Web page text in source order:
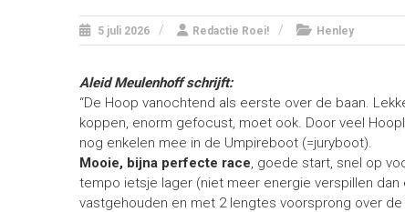
5 juli 2026 Redactie Roei! Henley
Aleid Meulenhoff schrijft:
“De Hoop vanochtend als eerste over de baan.
koppen, enorm gefocust, moet ook. Door veel
nog enkelen mee in de Umpireboot (=juryboot).
Mooie, bijna perfecte race, goede start, snel op
tempo ietsje lager (niet meer energie verspillen
vastgehouden en met 2 lengtes voorsprong over de